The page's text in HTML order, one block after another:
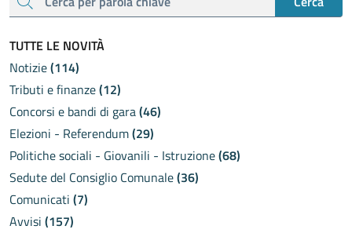
TUTTE LE NOVITÀ
Notizie(114)
Tributi e finanze(12)
Concorsi e bandi di gara(46)
Elezioni - Referendum(29)
Politiche sociali - Giovanili - Istruzione(68)
Sedute del Consiglio Comunale(36)
Comunicati (7)
Avvisi (157)